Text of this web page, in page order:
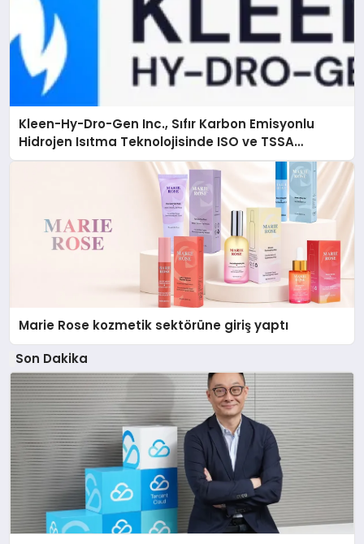
Kleen-Hy-Dro-Gen Inc., Sıfır Karbon Emisyonlu
Hidrojen Isıtma Teknolojisinde ISO ve TSSA
Düzenleyici Onaylarını Aldı
Marie Rose kozmetik sektörüne giriş yaptı
Son Dakika